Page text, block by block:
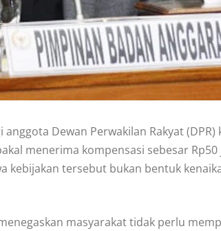
Dewan Perwakilan Rakyat
menerima kompensasi sebesar
kebijakan tersebut bukan bentuk
masyarakat tidak perlu